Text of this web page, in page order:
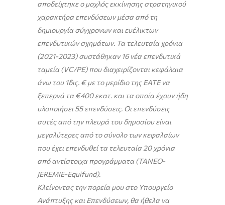
αποδείχτηκε ο μοχλός εκκίνησης στρατηγικού
χαρακτήρα επενδύσεων μέσα από τη
δημιουργία σύγχρονων και ευέλικτων
επενδυτικών σχημάτων. Τα τελευταία χρόνια
(2021-2023) συστάθηκαν 16 νέα επενδυτικά
ταμεία (VC/PE) που διαχειρίζονται κεφάλαια
άνω του 1δις. € με το μερίδιο της ΕΑΤΕ να
ξεπερνά τα €400 εκατ. και τα οποία έχουν ήδη
υλοποιήσει 55 επενδύσεις. Οι επενδύσεις
αυτές από την πλευρά του δημοσίου είναι
μεγαλύτερες από το σύνολο των κεφαλαίων
που έχει επενδυθεί τα τελευταία 20 χρόνια
από αντίστοιχα προγράμματα (ΤΑΝΕΟ-
JEREMIE-Equifund).
Κλείνοντας την πορεία μου στο Υπουργείο
Ανάπτυξης και Επενδύσεων, θα ήθελα να